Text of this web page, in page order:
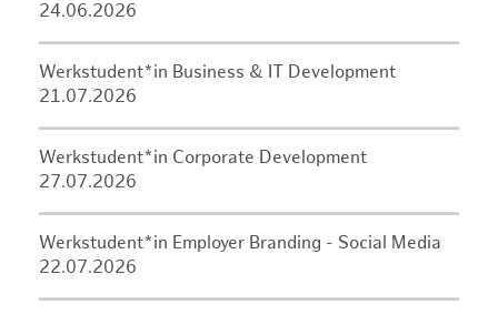
24.06.2026
Werkstudent*in Business & IT Development
21.07.2026
Werkstudent*in Corporate Development
27.07.2026
Werkstudent*in Employer Branding - Social Media
22.07.2026